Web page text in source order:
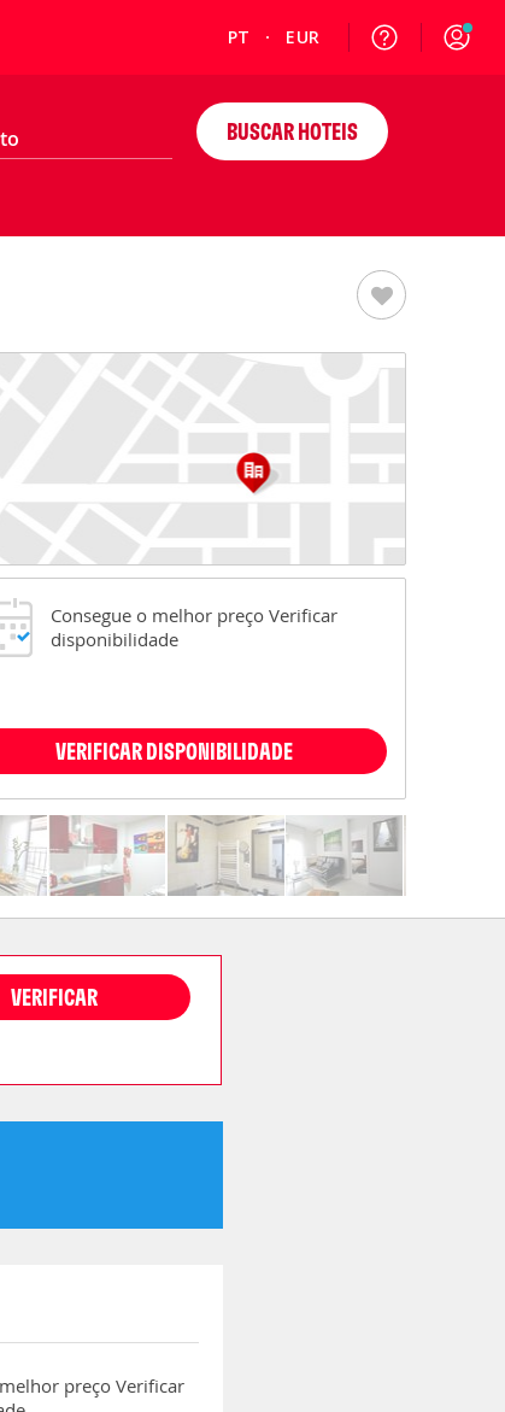
PT EUR
BUSCAR HOTEIS
Consegue o melhor preço Verificar
disponibilidade
VERIFICAR DISPONIBILIDADE
VERIFICAR
preço Verificar